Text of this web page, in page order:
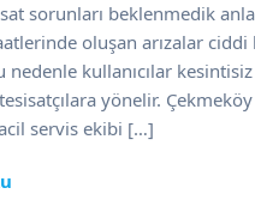
sorunları beklenmedik
oluşan arızalar ciddi
nedenle kullanıcılar kesintisiz
yönelir. Çekmeköy
servis ekibi […]